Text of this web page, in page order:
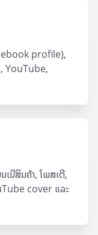
profile),
YouTube,
ນີສິນຄ້າ, ໂພສເຕີ,
cover ແລະ